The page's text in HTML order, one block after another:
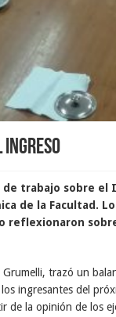
Ingreso
trabajo sobre el
de la Facultad.
trazó un
ingresantes del
la opinión de los